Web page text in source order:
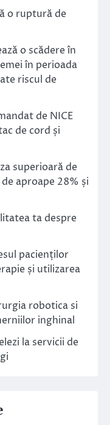
o ruptură de
o scădere în
în perioada
riscul de
de NICE
de cord și
superioară de
aproape 28% și
ta despre
pacienților
și utilizarea
robotica si
inghinal
la servicii de